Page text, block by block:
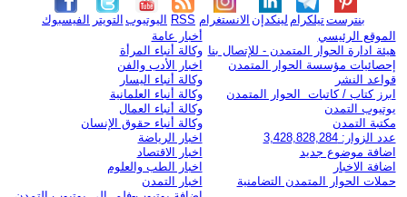
الفيسبوك التويتر اليوتيوب RSS الانستغرام لينكدإن تيلكرامبنترست
الموقع الرئيسي
هيئة ادارة الحوار المتمدن - للإتصال بنا
إحصائيات مؤسسة الحوار المتمدن
قواعد النشر
ابرز كتاب / كاتبات الحوار المتمدن
يوتيوب التمدن
مكتبة التمدن
عدد الزوار: 3,428,828,284
اضافة موضوع جديد
اضافة الاخبار
حملات الحوار المتمدن التضامنية
أخبار عامة
وكالة أنباء المرأة
اخبار الأدب والفن
وكالة أنباء اليسار
وكالة أنباء العلمانية
وكالة أنباء العمال
وكالة أنباء حقوق الإنسان
اخبار الرياضة
اخبار الاقتصاد
اخبار الطب والعلوم
اخبار التمدن